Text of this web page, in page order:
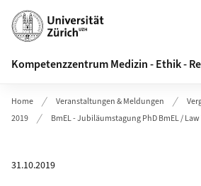
Header
Kompetenzzentrum Medizin - Ethik -
Home Veranstaltungen & Meldungen
2019
BmEL - Jubiläumstagung PhD BmEL / Law
31.10.2019